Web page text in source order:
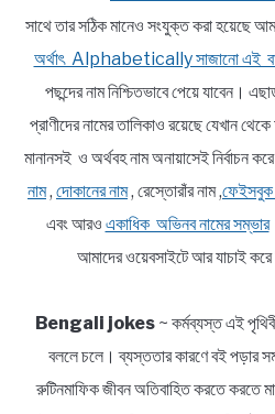
সাথে তার সঠিক মানেও সংযুক্ত করা হয়েছে
অর্থাৎ Alphabetically সাজানো এই
পছন্দের নাম নিশ্চিতভাবে পেয়ে যাবেন।
প্রাণীদের নামের তালিকাও রয়েছে যেখান
মানানসই ও অর্থবহ নাম অনায়াসেই নির্বাচন
নাম, দোকানের নাম, রেস্তোরাঁর নাম ,ফেইসবুক
এবং আরও একাধিক অভিনব নামের সম্ভার
আমাদের ওয়েবসাইটে আর যাচাই
Bengali jokes~ কর্মব্যস্ত এই
বললে চলে। ব্যস্ততার কারণে বই
রুটিনমাফিক জীবন অতিবাহিত করতে করতে